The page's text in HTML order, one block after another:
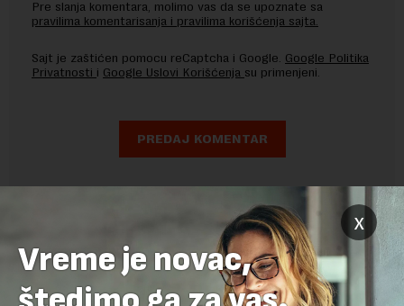
Pre slanja komentara, molimo vas da se upoznate sa
pravilima komentarisanja i pravilima korišćenja sajta.
Sajt je zaštićen pomocu reCaptcha i Google. Google Politika
Privatnosti i Google Uslovi Korišćenja su primenjeni.
x
Vreme je novac,